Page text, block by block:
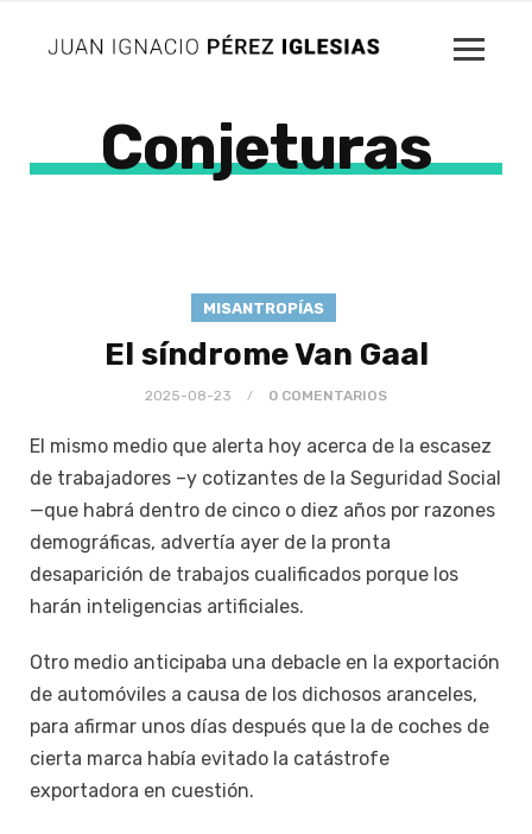
Conjeturas
MISANTROPÍAS
El síndrome Van Gaal
2025-08-23 0 COMENTARIOS
El mismo medio que alerta hoy acerca de la escasez
de trabajadores –y cotizantes de la Seguridad Social
—que habrá dentro de cinco o diez años por razones
demográficas, advertía ayer de la pronta
desaparición de trabajos cualificados porque los
harán inteligencias artificiales.
Otro medio anticipaba una debacle en la exportación
de automóviles a causa de los dichosos aranceles,
para afirmar unos días después que la de coches de
cierta marca había evitado la catástrofe
exportadora en cuestión.